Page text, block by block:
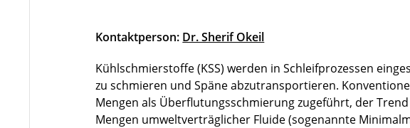
Kontaktperson: Dr. Sherif Okeil
Kühlschmierstoffe (KSS) werden in Schleifprozessen
zu schmieren und Späne abzutransportieren.
Mengen als Überflutungsschmierung zugeführt, der
Mengen umweltverträglicher Fluide (sogenannte